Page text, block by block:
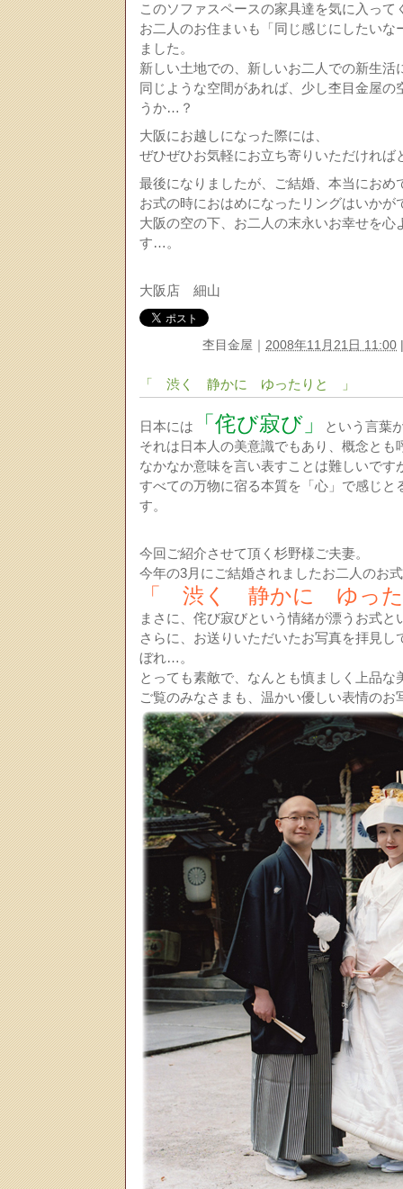
このソファスペースの家具達を気に入って
お二人のお住まいも「同じ感じにしたい
ました。
新しい土地での、新しいお二人での新生活
同じような空間があれば、少し杢目金屋
うか…？
大阪にお越しになった際には、
ぜひぜひお気軽にお立ち寄りいただけれ
最後になりましたが、ご結婚、本当におめ
お式の時におはめになったリングはいかが
大阪の空の下、お二人の末永いお幸せを心
す…。
大阪店 細山
杢目金屋 2008年11月21日 11:00
「 渋く 静かに ゆったりと 」
日本には 「侘び寂び」
という言葉
それは日本人の美意識でもあり、概念とも
なかなか意味を言い表すことは難しいです
すべての万物に宿る本質を「心」で感じと
す。
今回ご紹介させて頂く杉野様ご夫妻。
今年の3月にご結婚されましたお二人のお
「 渋く 静かに ゆっ
まさに、侘び寂びという情緒が漂うお式と
さらに、お送りいただいたお写真を拝見
ぼれ…。
とっても素敵で、なんとも慎ましく上品な
ご覧のみなさまも、温かい優しい表情のお